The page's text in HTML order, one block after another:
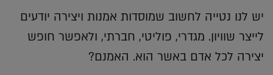
יש לנו נטייה לחשוב שמוסדות אמנות ויצירה יודעים
לייצר שוויון. מגדרי, פוליטי, חברתי, ולאפשר חופש
יצירה לכל אדם באשר הוא. האמנם?